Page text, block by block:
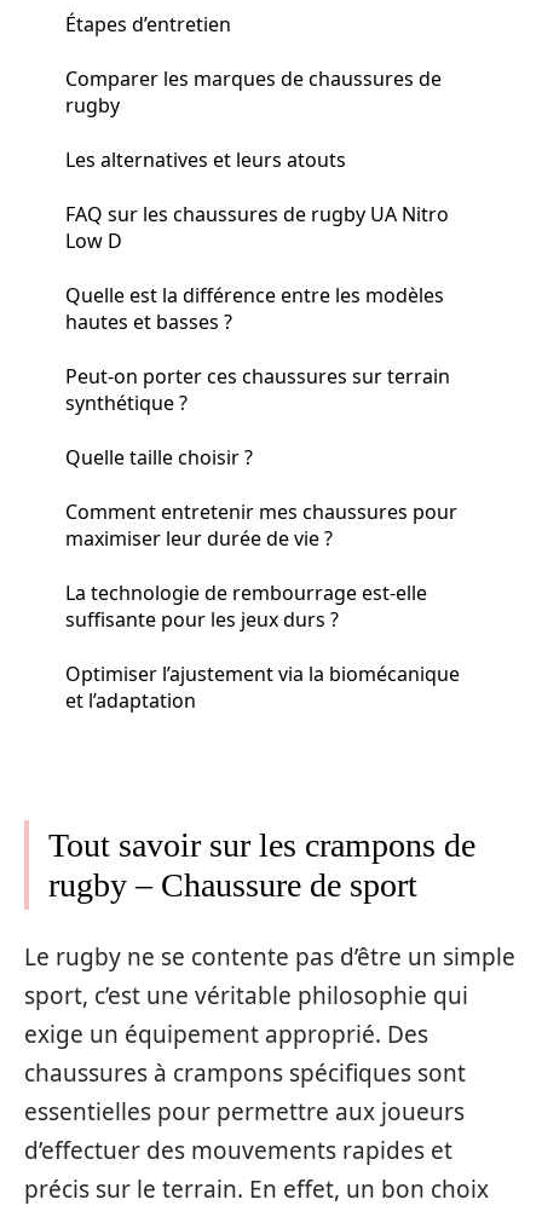
Étapes d’entretien
Comparer les marques de chaussures de
rugby
Les alternatives et leurs atouts
FAQ sur les chaussures de rugby UA Nitro
Low D
Quelle est la différence entre les modèles
hautes et basses ?
Peut-on porter ces chaussures sur terrain
synthétique ?
Quelle taille choisir ?
Comment entretenir mes chaussures pour
maximiser leur durée de vie ?
La technologie de rembourrage est-elle
suffisante pour les jeux durs ?
Optimiser l’ajustement via la biomécanique
et l’adaptation
Tout savoir sur les crampons de
rugby – Chaussure de sport
Le rugby ne se contente pas d’être un simple
sport, c’est une véritable philosophie qui
exige un équipement approprié. Des
chaussures à crampons spécifiques sont
essentielles pour permettre aux joueurs
d’effectuer des mouvements rapides et
précis sur le terrain. En effet, un bon choix